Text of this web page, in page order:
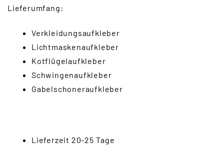
Lieferumfang:
Verkleidungsaufkleber
Lichtmaskenaufkleber
Kotflügelaufkleber
Schwingenaufkleber
Gabelschoneraufkleber
Lieferzeit 20-25 Tage